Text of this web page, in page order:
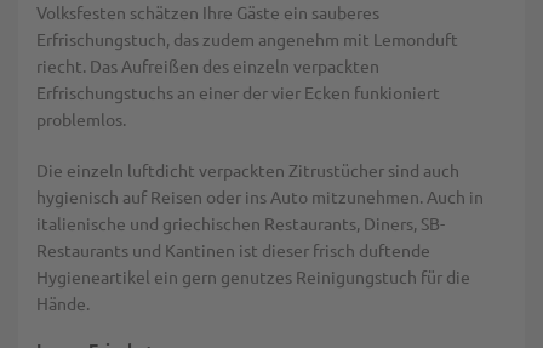
Volksfesten schätzen Ihre Gäste ein sauberes
Erfrischungstuch, das zudem angenehm mit Lemonduft
riecht. Das Aufreißen des einzeln verpackten
Erfrischungstuchs an einer der vier Ecken funkioniert
problemlos.
Die einzeln luftdicht verpackten Zitrustücher sind auch
hygienisch auf Reisen oder ins Auto mitzunehmen. Auch in
italienische und griechischen Restaurants, Diners, SB-
Restaurants und Kantinen ist dieser frisch duftende
Hygieneartikel ein gern genutzes Reinigungstuch für die
Hände.